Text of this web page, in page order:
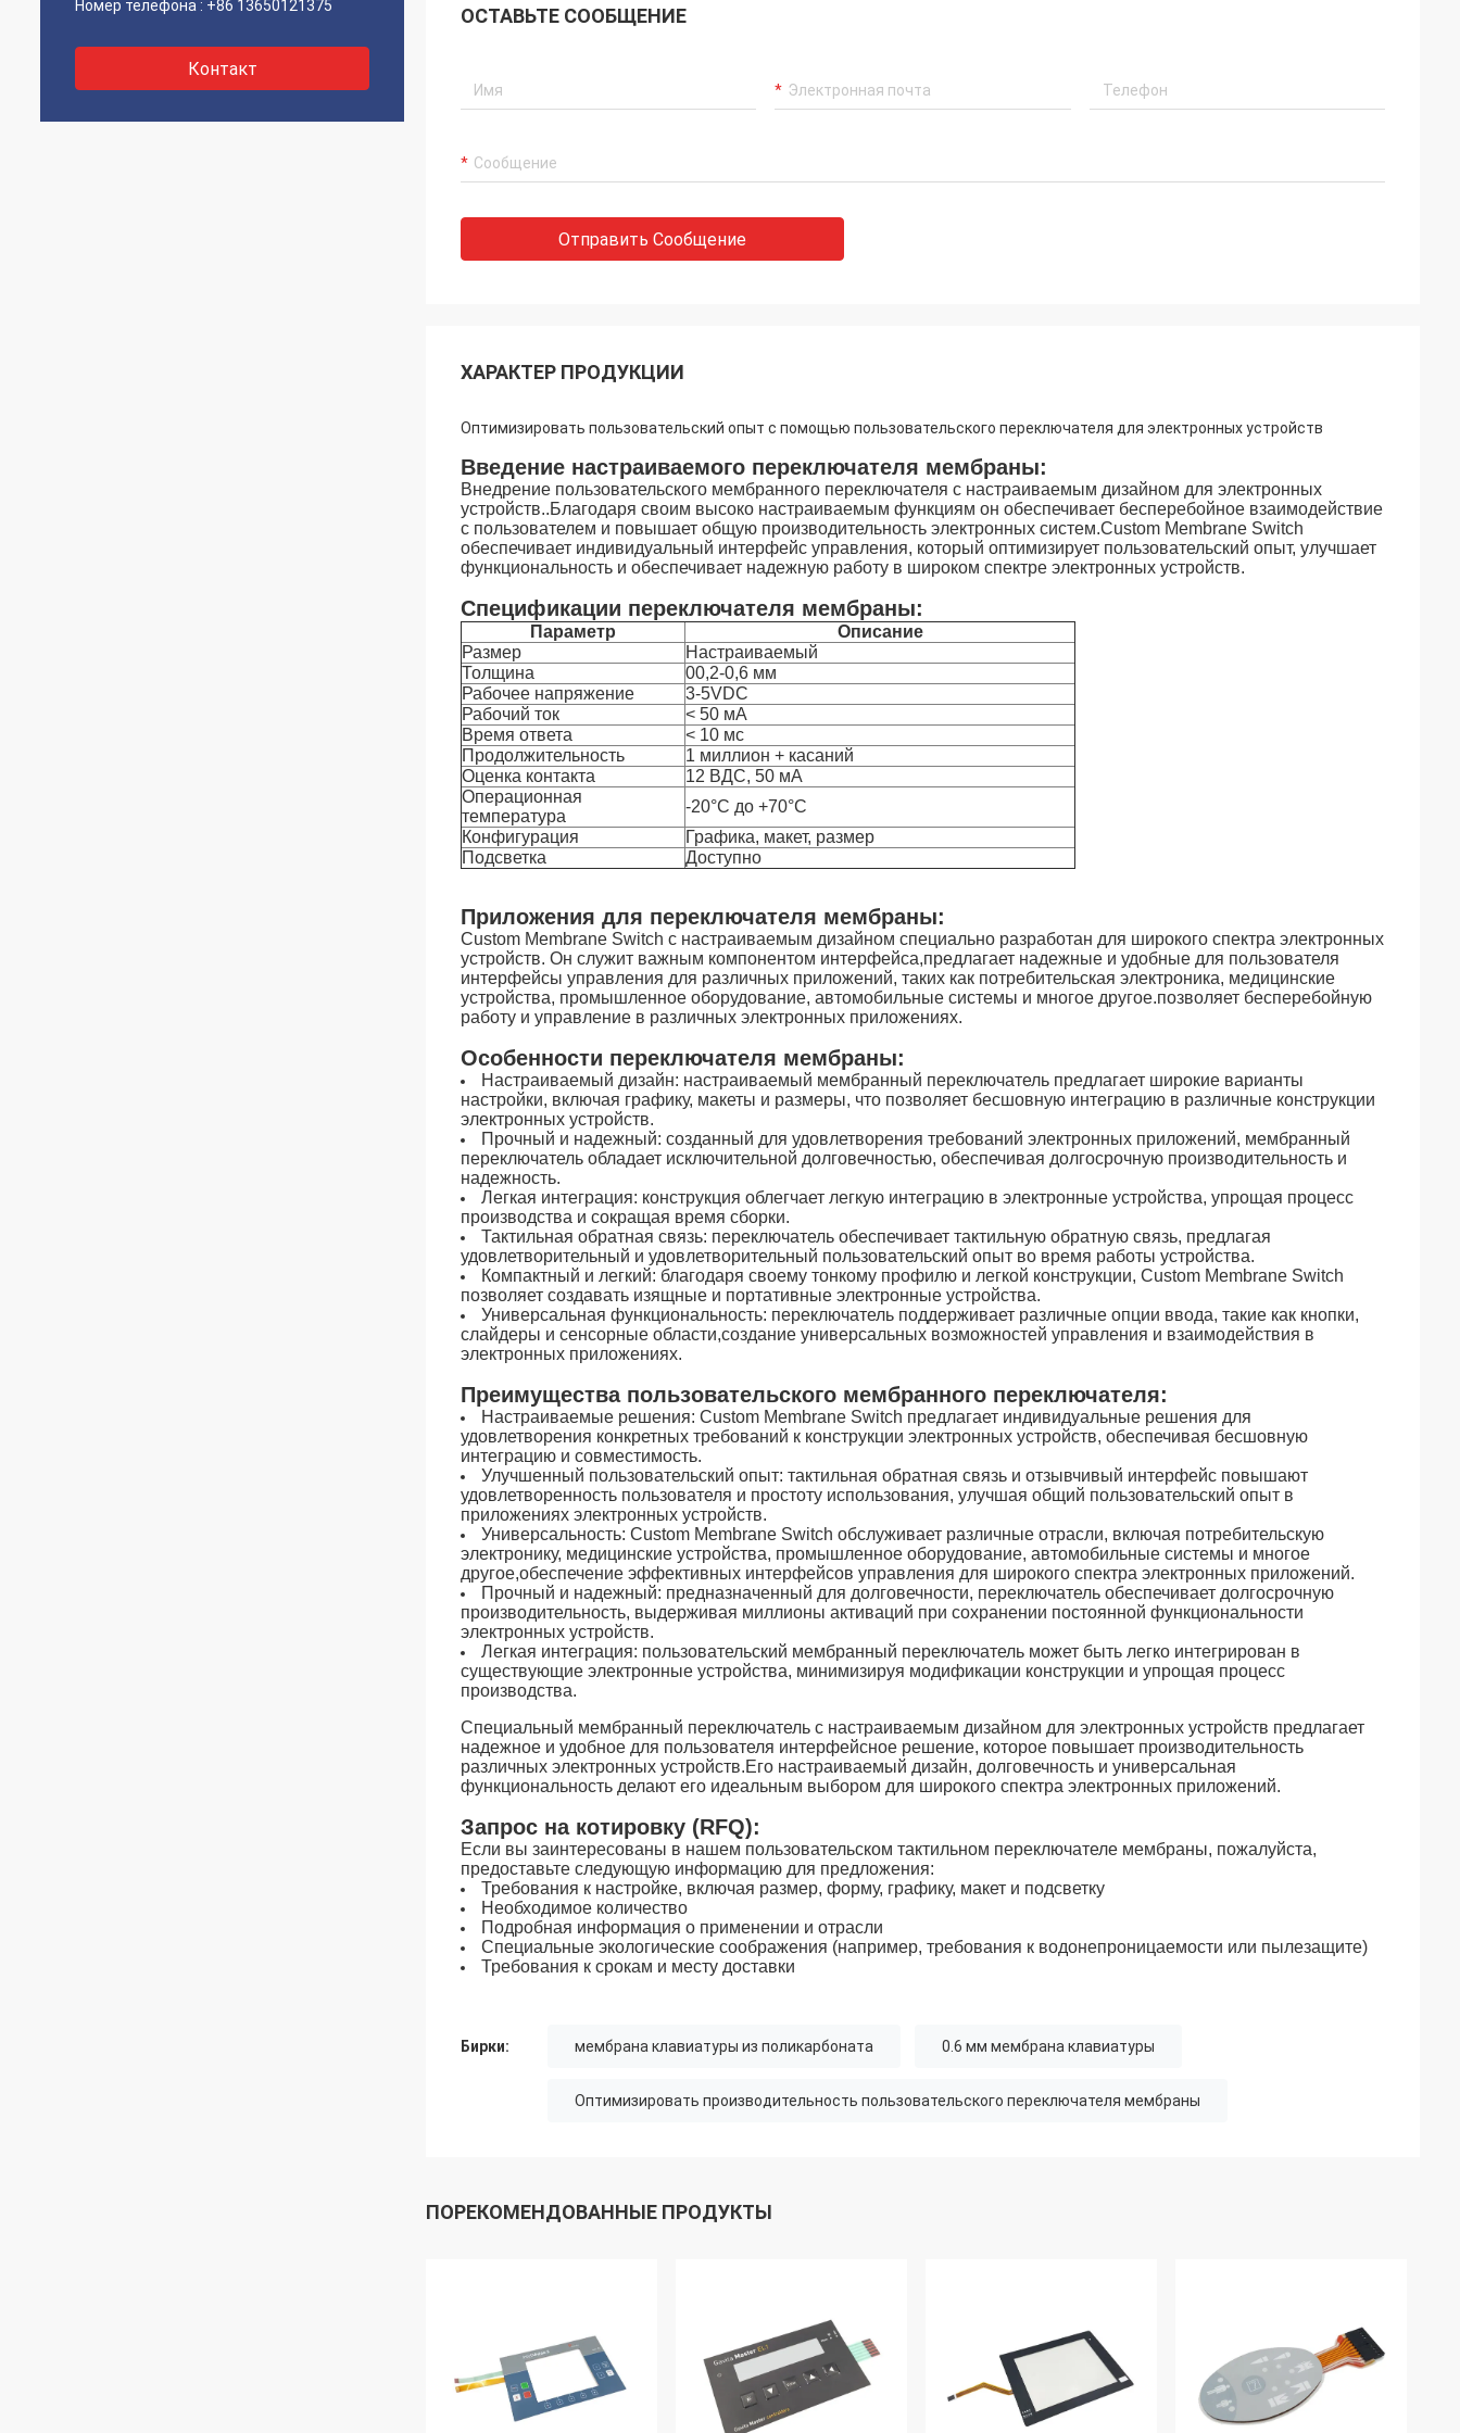
Номер телефона : +86 13650121375
Контакт
ОСТАВЬТЕ СООБЩЕНИЕ
Отправить Сообщение
ХАРАКТЕР ПРОДУКЦИИ
Оптимизировать пользовательский опыт с помощью пользовательского переключателя для электронных устройств
Введение настраиваемого переключателя мембраны:
Внедрение пользовательского мембранного переключателя с настраиваемым дизайном для электронных
устройств..Благодаря своим высоко настраиваемым функциям он обеспечивает бесперебойное взаимодействие
с пользователем и повышает общую производительность электронных систем.Custom Membrane Switch
обеспечивает индивидуальный интерфейс управления, который оптимизирует пользовательский опыт, улучшает
функциональность и обеспечивает надежную работу в широком спектре электронных устройств.
Спецификации переключателя мембраны:
Параметр
Описание
Размер
Настраиваемый
Толщина
00,2-0,6 мм
Рабочее напряжение
3-5VDC
Рабочий ток
< 50 мА
Время ответа
< 10 мс
Продолжительность
1 миллион + касаний
Оценка контакта
12 ВДС, 50 мА
Операционная
температура
-20°C до +70°C
Конфигурация
Графика, макет, размер
Подсветка
Доступно
Приложения для переключателя мембраны:
Custom Membrane Switch с настраиваемым дизайном специально разработан для широкого спектра электронных
устройств. Он служит важным компонентом интерфейса,предлагает надежные и удобные для пользователя
интерфейсы управления для различных приложений, таких как потребительская электроника, медицинские
устройства, промышленное оборудование, автомобильные системы и многое другое.позволяет бесперебойную
работу и управление в различных электронных приложениях.
Особенности переключателя мембраны:
Настраиваемый дизайн: настраиваемый мембранный переключатель предлагает широкие варианты
настройки, включая графику, макеты и размеры, что позволяет бесшовную интеграцию в различные конструкции
электронных устройств.
Прочный и надежный: созданный для удовлетворения требований электронных приложений, мембранный
переключатель обладает исключительной долговечностью, обеспечивая долгосрочную производительность и
надежность.
Легкая интеграция: конструкция облегчает легкую интеграцию в электронные устройства, упрощая процесс
производства и сокращая время сборки.
Тактильная обратная связь: переключатель обеспечивает тактильную обратную связь, предлагая
удовлетворительный и удовлетворительный пользовательский опыт во время работы устройства.
Компактный и легкий: благодаря своему тонкому профилю и легкой конструкции, Custom Membrane Switch
позволяет создавать изящные и портативные электронные устройства.
Универсальная функциональность: переключатель поддерживает различные опции ввода, такие как кнопки,
слайдеры и сенсорные области,создание универсальных возможностей управления и взаимодействия в
электронных приложениях.
Преимущества пользовательского мембранного переключателя:
Настраиваемые решения: Custom Membrane Switch предлагает индивидуальные решения для
удовлетворения конкретных требований к конструкции электронных устройств, обеспечивая бесшовную
интеграцию и совместимость.
Улучшенный пользовательский опыт: тактильная обратная связь и отзывчивый интерфейс повышают
удовлетворенность пользователя и простоту использования, улучшая общий пользовательский опыт в
приложениях электронных устройств.
Универсальность: Custom Membrane Switch обслуживает различные отрасли, включая потребительскую
электронику, медицинские устройства, промышленное оборудование, автомобильные системы и многое
другое,обеспечение эффективных интерфейсов управления для широкого спектра электронных приложений.
Прочный и надежный: предназначенный для долговечности, переключатель обеспечивает долгосрочную
производительность, выдерживая миллионы активаций при сохранении постоянной функциональности
электронных устройств.
Легкая интеграция: пользовательский мембранный переключатель может быть легко интегрирован в
существующие электронные устройства, минимизируя модификации конструкции и упрощая процесс
производства.
Специальный мембранный переключатель с настраиваемым дизайном для электронных устройств предлагает
надежное и удобное для пользователя интерфейсное решение, которое повышает производительность
различных электронных устройств.Его настраиваемый дизайн, долговечность и универсальная
функциональность делают его идеальным выбором для широкого спектра электронных приложений.
Запрос на котировку (RFQ):
Если вы заинтересованы в нашем пользовательском тактильном переключателе мембраны, пожалуйста,
предоставьте следующую информацию для предложения:
Требования к настройке, включая размер, форму, графику, макет и подсветку
Необходимое количество
Подробная информация о применении и отрасли
Специальные экологические соображения (например, требования к водонепроницаемости или пылезащите)
Требования к срокам и месту доставки
Бирки: мембрана клавиатуры из поликарбоната 0.6 мм мембрана клавиатуры
Оптимизировать производительность пользовательского переключателя мембраны
ПОРЕКОМЕНДОВАННЫЕ ПРОДУКТЫ